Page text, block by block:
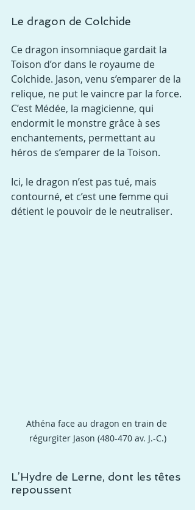
Le dragon de Colchide
Ce dragon insomniaque gardait la
Toison d’or dans le royaume de
Colchide. Jason, venu s’emparer de la
relique, ne put le vaincre par la force.
C’est Médée, la magicienne, qui
endormit le monstre grâce à ses
enchantements, permettant au
héros de s’emparer de la Toison.
Ici, le dragon n’est pas tué, mais
contourné, et c’est une femme qui
détient le pouvoir de le neutraliser.
Athéna face au dragon en train de
régurgiter Jason (480-470 av. J.-C.)
L’Hydre de Lerne, dont les têtes
repoussent